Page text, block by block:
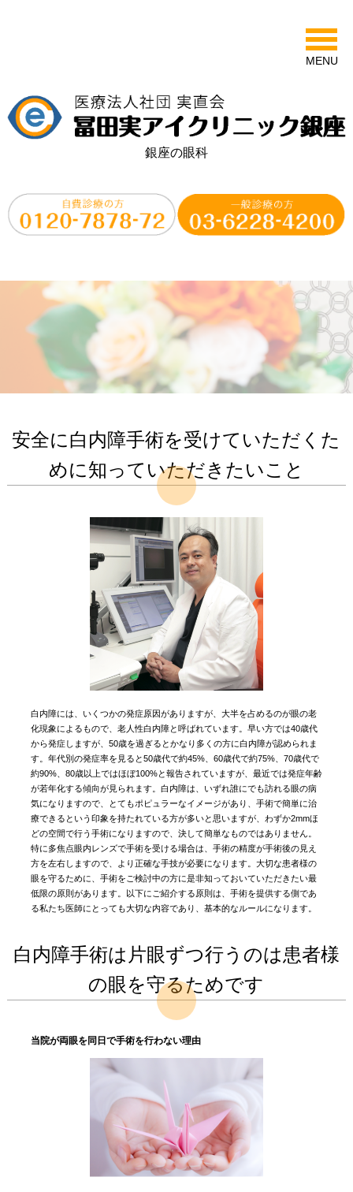
銀座の眼科
MENU
安全に白内障手術を受けていただくた
めに知っていただきたいこと
白内障には、いくつかの発症原因がありますが、大半を占めるのが眼の老
化現象によるもので、老人性白内障と呼ばれています。早い方では40歳代
から発症しますが、50歳を過ぎるとかなり多くの方に白内障が認められま
す。年代別の発症率を見ると50歳代で約45%、60歳代で約75%、70歳代で
約90%、80歳以上ではほぼ100%と報告されていますが、最近では発症年齢
が若年化する傾向が見られます。白内障は、いずれ誰にでも訪れる眼の病
気になりますので、とてもポピュラーなイメージがあり、手術で簡単に治
療できるという印象を持たれている方が多いと思いますが、わずか2mmほ
どの空間で行う手術になりますので、決して簡単なものではありません。
特に多焦点眼内レンズで手術を受ける場合は、手術の精度が手術後の見え
方を左右しますので、より正確な手技が必要になります。大切な患者様の
眼を守るために、手術をご検討中の方に是非知っておいていただきたい最
低限の原則があります。以下にご紹介する原則は、手術を提供する側であ
る私たち医師にとっても大切な内容であり、基本的なルールになります。
白内障手術は片眼ずつ行うのは患者様
の眼を守るためです
当院が両眼を同日で手術を行わない理由